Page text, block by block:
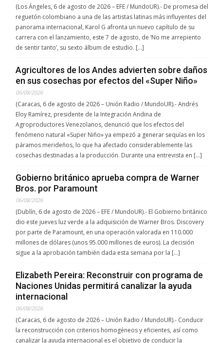
(Los Ángeles, 6 de agosto de 2026 – EFE / MundoUR).- De promesa del
reguetón colombiano a una de las artistas latinas más influyentes del
panorama internacional, Karol G afronta un nuevo capítulo de su
carrera con el lanzamiento, este 7 de agosto, de ‘No me arrepiento
de sentir tanto’, su sexto álbum de estudio. […]
Agricultores de los Andes advierten sobre daños
en sus cosechas por efectos del «Super Niño»
06/08/2026
(Caracas, 6 de agosto de 2026 – Unión Radio / MundoUR).- Andrés
Eloy Ramírez, presidente de la Integración Andina de
Agroproductores Venezolanos, denunció que los efectos del
fenómeno natural «Super Niño» ya empezó a generar sequías en los
páramos merideños, lo que ha afectado considerablemente las
cosechas destinadas a la producción. Durante una entrevista en […]
Gobierno británico aprueba compra de Warner
Bros. por Paramount
06/08/2026
(Dublín, 6 de agosto de 2026 – EFE / MundoUR).- El Gobierno británico
dio este jueves luz verde a la adquisición de Warner Bros. Discovery
por parte de Paramount, en una operación valorada en 110.000
millones de dólares (unos 95.000 millones de euros). La decisión
sigue a la aprobación también dada esta semana por la […]
Elizabeth Pereira: Reconstruir con programa de
Naciones Unidas permitirá canalizar la ayuda
internacional
06/08/2026
(Caracas, 6 de agosto de 2026 – Unión Radio / MundoUR).- Conducir
la reconstrucción con criterios homogéneos y eficientes, así como
canalizar la ayuda internacional es el objetivo de conducir la